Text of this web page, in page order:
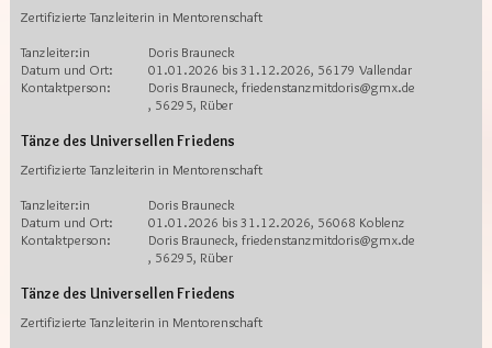
Zertifizierte Tanzleiterin in Mentorenschaft
Tanzleiter:in
Doris Brauneck
Datum und Ort:
01.01.2026 bis 31.12.2026, 56179 Vallendar
Kontaktperson:
Doris Brauneck, friedenstanzmitdoris@gmx.de
, 56295, Rüber
Tänze des Universellen Friedens
Zertifizierte Tanzleiterin in Mentorenschaft
Tanzleiter:in
Doris Brauneck
Datum und Ort:
01.01.2026 bis 31.12.2026, 56068 Koblenz
Kontaktperson:
Doris Brauneck, friedenstanzmitdoris@gmx.de
, 56295, Rüber
Tänze des Universellen Friedens
Zertifizierte Tanzleiterin in Mentorenschaft